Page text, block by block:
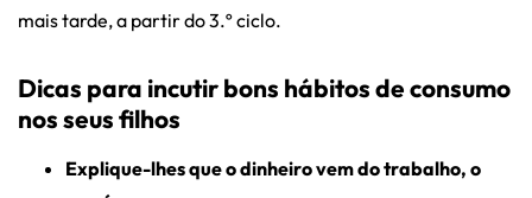
mais tarde, a partir do 3.º ciclo.
Dicas para incutir bons hábitos de consumo
nos seus filhos
Explique-lhes que o dinheiro vem do trabalho, o